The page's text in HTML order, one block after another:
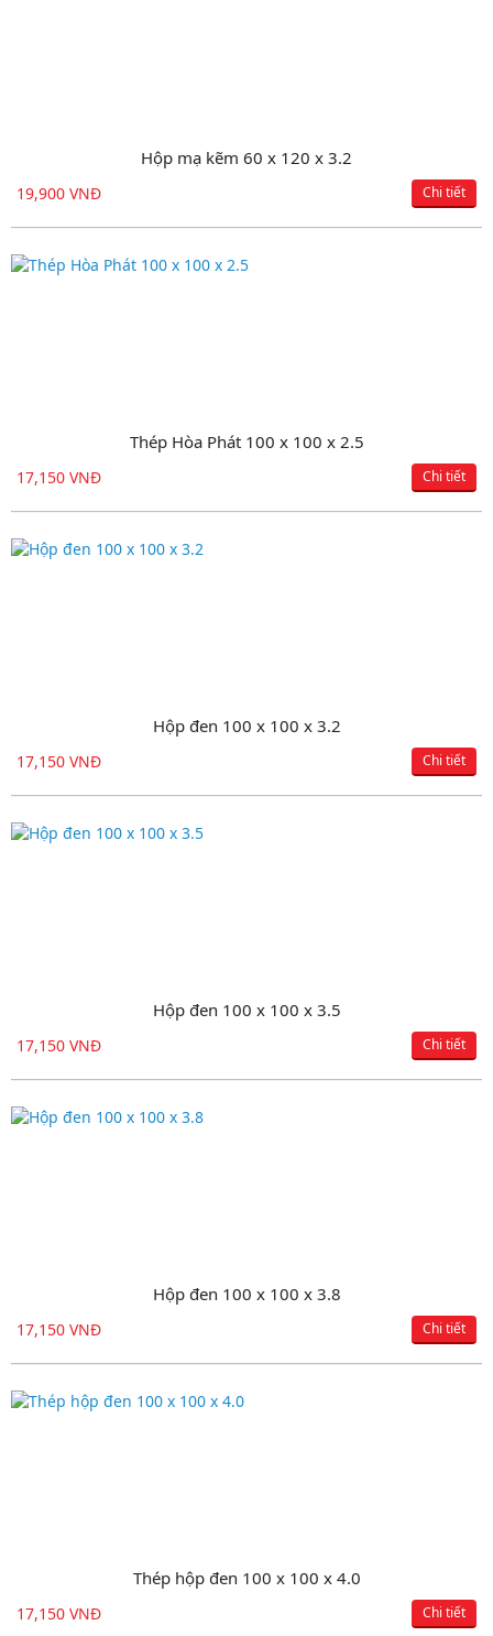
Hộp mạ kẽm 60 x 120 x 3.2
19,900 VNĐ Chi tiết
Thép Hòa Phát 100 x 100 x 2.5
17,150 VNĐ Chi tiết
Hộp đen 100 x 100 x 3.2
17,150 VNĐ Chi tiết
Hộp đen 100 x 100 x 3.5
17,150 VNĐ Chi tiết
Hộp đen 100 x 100 x 3.8
17,150 VNĐ Chi tiết
Thép hộp đen 100 x 100 x 4.0
17,150 VNĐ Chi tiết
Hộp đen 100 x 200 x 4.0
18,150 VNĐ Chi tiết
Hộp đen 100 x 200 x 3.5
16,500 VNĐ Chi tiết
Hộp mạ kẽm 60 x 120 x 4.0
19,900 VNĐ Chi tiết
Ống đen D113.5 x 4.0
17,150 VNĐ Chi tiết
Ống đen cỡ lớn D355.6 x 6.35
19,750 VNĐ Chi tiết
Ống MKNN D219.1 x 6.35
27,800 VNĐ Chi tiết